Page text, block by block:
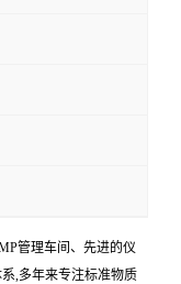
管理车间、先进的仪
,多年来专注标准物质